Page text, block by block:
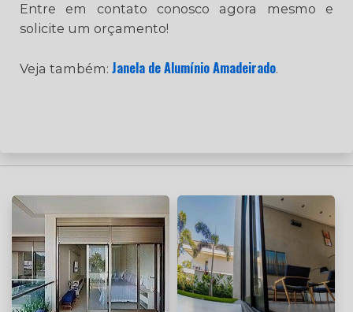
Entre em contato conosco agora mesmo e
solicite um orçamento!
Veja também: Janela de Alumínio Amadeirado.